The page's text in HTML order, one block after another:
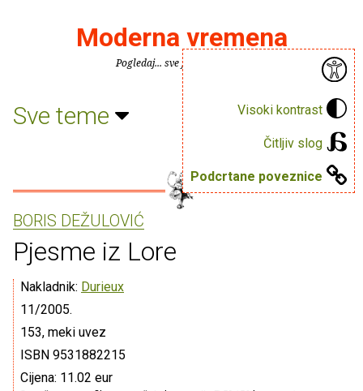
Visoki kontrast
Čitljiv slog
Podcrtane poveznice
Moderna vremena
Pogledaj... sve je puno knjiga.
Sve teme
BORIS DEŽULOVIĆ
Pjesme iz Lore
Nakladnik: Durieux
11/2005.
153, meki uvez
ISBN 9531882215
Cijena: 11.02 eur